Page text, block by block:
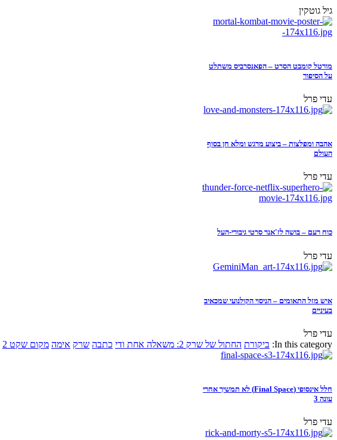
גיל גוטקין
מורטל קומבט הסרט – הפאנסרביס משתלט
על הסיפור
עדי פרל
אהבה ומפלצות – ביצוע מרגש ומלא חן בסוף
העולם
עדי פרל
כוח רעם – בושה לז'אנר סרטי גיבורי-העל
עדי פרל
איש מזל התאומים – הניסוי הקולנועי שמכאיב
בעיניים
עדי פרל
In this category: ביקורת החתול של שרק 2: משאלה אחת ודי כתבה שרק אימה מקום שקט 2
חלל אינסופי (Final Space) לא תמשיך אחרי
עונה 3
עדי פרל